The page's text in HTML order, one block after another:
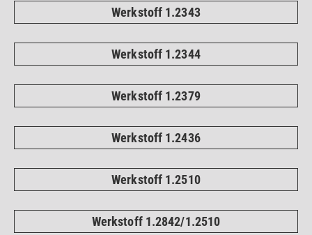
Werkstoff 1.2343
Werkstoff 1.2344
Werkstoff 1.2379
Werkstoff 1.2436
Werkstoff 1.2510
Werkstoff 1.2842/1.2510